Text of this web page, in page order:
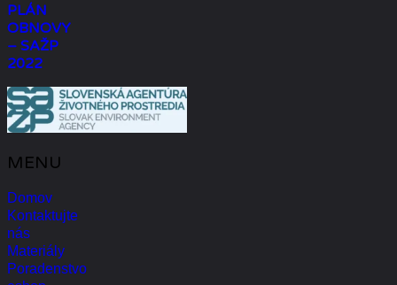
PLÁN
OBNOVY
– SAŽP
2022
MENU
Domov
Kontaktujte
nás
Materiály
Poradenstvo